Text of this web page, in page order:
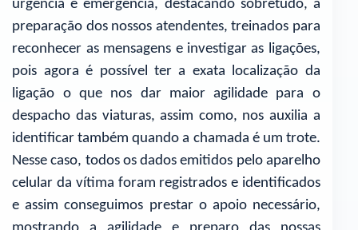
urgência e emergência, destacando sobretudo, a
preparação dos nossos atendentes, treinados para
reconhecer as mensagens e investigar as ligações,
pois agora é possível ter a exata localização da
ligação o que nos dar maior agilidade para o
despacho das viaturas, assim como, nos auxilia a
identificar também quando a chamada é um trote.
Nesse caso, todos os dados emitidos pelo aparelho
celular da vítima foram registrados e identificados
e assim conseguimos prestar o apoio necessário,